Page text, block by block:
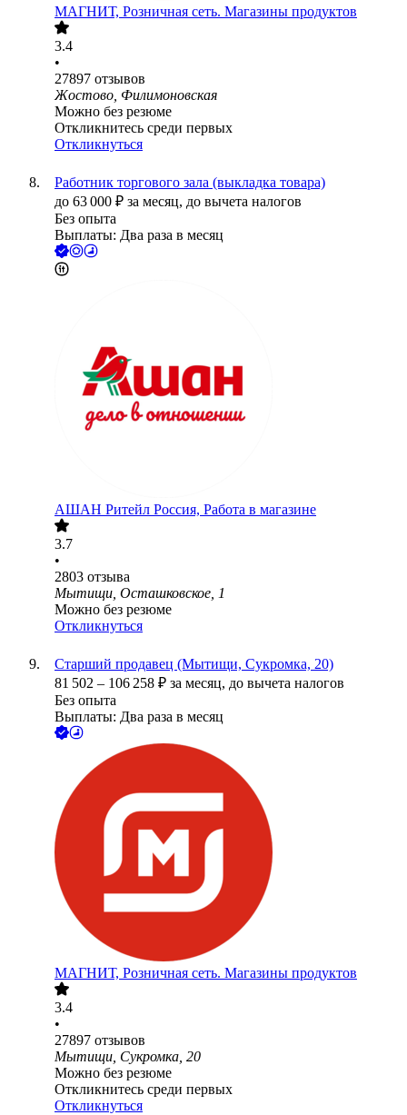
МАГНИТ, Розничная сеть. Магазины продуктов
3.4
•
27897 отзывов
Жостово, Филимоновская
Можно без резюме
Откликнитесь среди первых
Откликнуться
Работник торгового зала (выкладка товара)
до 63 000 ₽ за месяц, до вычета налогов
Без опыта
Выплаты: Два раза в месяц
АШАН Ритейл Россия, Работа в магазине
3.7
•
2803 отзыва
Мытищи, Осташковское, 1
Можно без резюме
Откликнуться
Старший продавец (Мытищи, Сукромка, 20)
81 502 – 106 258 ₽ за месяц, до вычета налогов
Без опыта
Выплаты: Два раза в месяц
МАГНИТ, Розничная сеть. Магазины продуктов
3.4
•
27897 отзывов
Мытищи, Сукромка, 20
Можно без резюме
Откликнитесь среди первых
Откликнуться